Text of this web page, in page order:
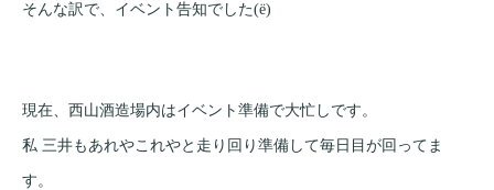
そんな訳で、イベント告知でした(ё)ゞ
現在、西山酒造場内はイベント準備で大忙しです。
私 三井もあれやこれやと走り回り準備して毎日目が回ってま
す。